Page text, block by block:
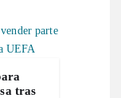
tras